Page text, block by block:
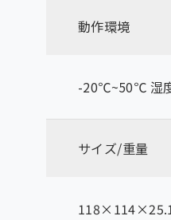
動作環境
-20℃~50℃ 湿
サイズ/重量